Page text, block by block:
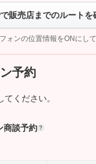
ボタンをタップして問い合
い。
こちら
販売店までのルートを
ォンの位置情報をONにし
予約
ください。
商談予約 ?